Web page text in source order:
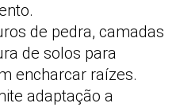
de pedra, camadas
de solos para
encharcar raízes.
adaptação a